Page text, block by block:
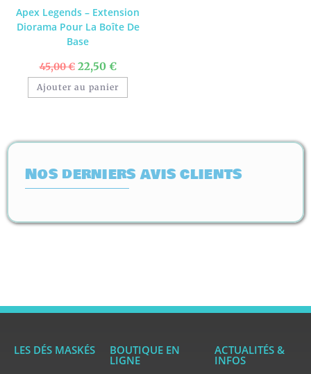
Apex Legends – Extension
Diorama Pour La Boîte De
Base
45,00€ 22,50 €
Ajouter au panier
Nos derniers avis clients
LES DÉS MASKÉS BOUTIQUE EN
LIGNE
ACTUALITÉS &
INFOS